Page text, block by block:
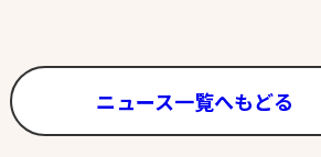
ニュース一覧へもどる